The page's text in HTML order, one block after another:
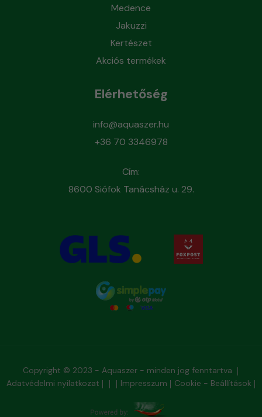
Medence
Jakuzzi
Kertészet
Akciós termékek
Elérhetőség
info@aquaszer.hu
+36 70 3346978
Cím:
8600 Siófok Tanácsház u. 29.
Copyright © 2023 - Aquaszer - minden jog fenntartva
Adatvédelmi nyilatkozat
Impresszum Cookie - Beállítások